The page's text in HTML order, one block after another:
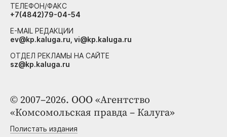
© 2007–2026. ООО «Агентство
«Комсомольская правда – Калуга»
Полистать издания
ТЕЛЕФОН/ФАКС
+7(4842)79-04-54
E-MAIL РЕДАКЦИИ
ev@kp.kaluga.ru, vi@kp.kaluga.ru
ОТДЕЛ РЕКЛАМЫ НА САЙТЕ
sz@kp.kaluga.ru